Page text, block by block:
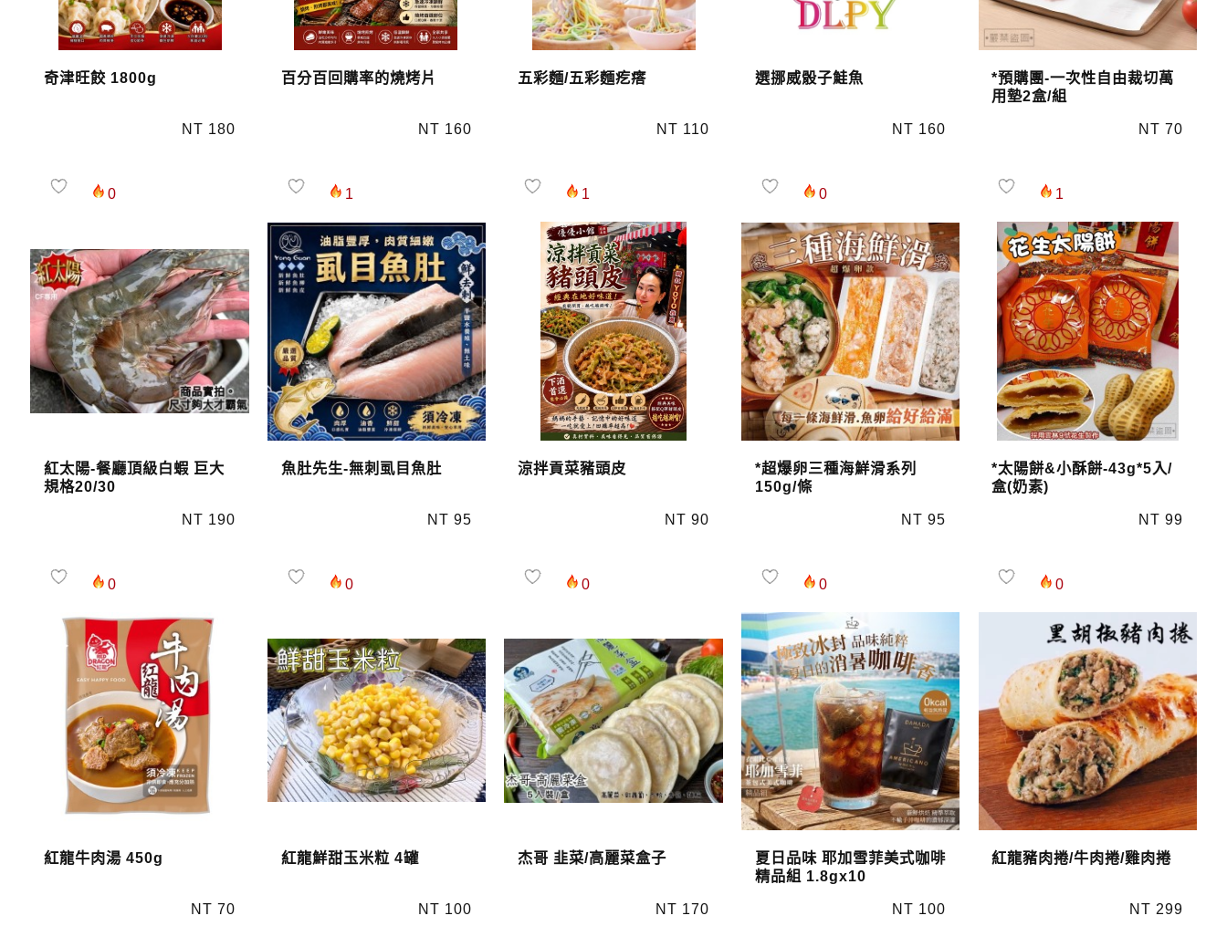
奇津旺餃 1800g
NT 180
0
百分百回購率的燒烤片
NT 160
1
五彩麵/五彩麵疙瘩
NT 110
1
選挪威骰子鮭魚
NT 160
0
*預購團-一次性自由裁切萬
用墊2盒/組
NT 70
1
紅太陽-餐廳頂級白蝦 巨大
規格20/30
NT 190
0
魚肚先生-無刺虱目魚肚
NT 95
0
涼拌貢菜豬頭皮
NT 90
0
*超爆卵三種海鮮滑系列
150g/條
NT 95
0
*太陽餅&小酥餅-43g*5入/
盒(奶素)
NT 99
0
紅龍牛肉湯 450g
NT 70
紅龍鮮甜玉米粒 4罐
NT 100
杰哥 韭菜/高麗菜盒子
NT 170
夏日品味 耶加雪菲美式咖啡
精品組 1.8gx10
NT 100
紅龍豬肉捲/牛肉捲/雞肉捲
NT 299